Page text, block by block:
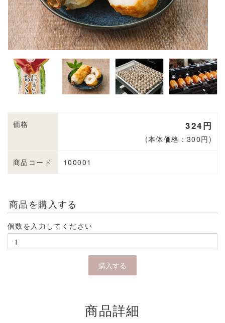
価格 324円
(本体価格：300円)
商品コード 100001
商品を購入する
個数を入力してください
商品詳細